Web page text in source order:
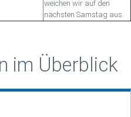
weichen wir auf den
nächsten Samstag aus.
im Überblick